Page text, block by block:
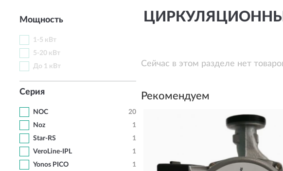
Мощность
1-5 кВт
5-20 кВт
До 1 кВт
Серия
NOC
20
Noz
1
Star-RS
1
VeroLine-IPL
1
Yonos PICO
1
Сейчас в этом разделе нет
Рекомендуем